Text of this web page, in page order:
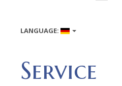
LANGUAGE:
Service